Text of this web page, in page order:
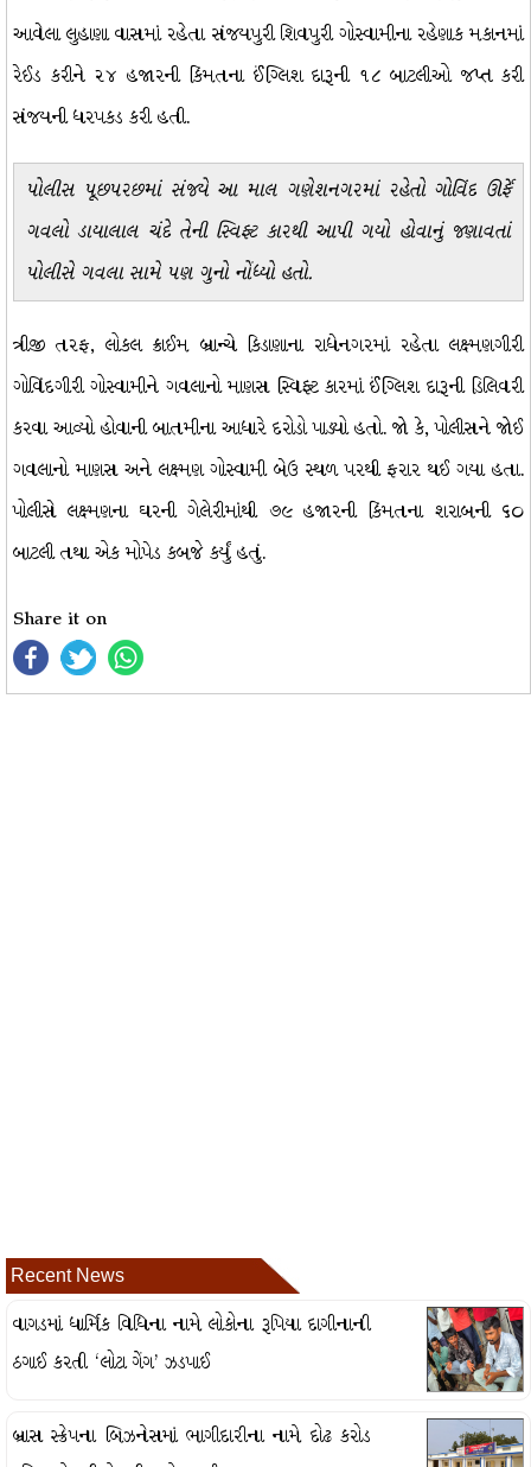
આવેલા લુહાણા વાસમાં રહેતા સંજયપુરી શિવપુરી ગોસ્વામીના રહેણાક મકાનમાં
રેઈડ કરીને ૨૪ હજારની કિંમતના ઈંગ્લિશ દારૂની ૧૮ બાટલીઓ જપ્ત કરી
સંજયની ધરપકડ કરી હતી.
પોલીસ પૂછપરછમાં સંજયે આ માલ ગણેશનગરમાં રહેતો ગોવિંદ ઊર્ફે
ગવલો ડાયાલાલ ચંદે તેની સ્વિફ્ટ કારથી આપી ગયો હોવાનું જણાવતાં
પોલીસે ગવલા સામે પણ ગુનો નોંધ્યો હતો.
ત્રીજી તરફ, લોકલ ક્રાઈમ બ્રાન્ચે કિડાણાના રાધેનગરમાં રહેતા લક્ષ્મણગીરી
ગોવિંદગીરી ગોસ્વામીને ગવલાનો માણસ સ્વિફ્ટ કારમાં ઈંગ્લિશ દારૂની ડિલિવરી
કરવા આવ્યો હોવાની બાતમીના આધારે દરોડો પાડ્યો હતો. જો કે, પોલીસને જોઈ
ગવલાનો માણસ અને લક્ષ્મણ ગોસ્વામી બેઉ સ્થળ પરથી ફરાર થઈ ગયા હતા.
પોલીસે લક્ષ્મણના ઘરની ગેલેરીમાંથી ૭૯ હજારની કિંમતના શરાબની ૬૦
બાટલી તથા એક મોપેડ કબજે કર્યું હતું.
Share it on
Recent News
વાગડમાં ધાર્મિક વિધિના નામે લોકોના રૂપિયા દાગીનાની
ઠગાઈ કરતી ‘લોટા ગેંગ’ ઝડપાઈ
બ્રાસ સ્ક્રેપના બિઝનેસમાં ભાગીદારીના નામે દોઢ કરોડ